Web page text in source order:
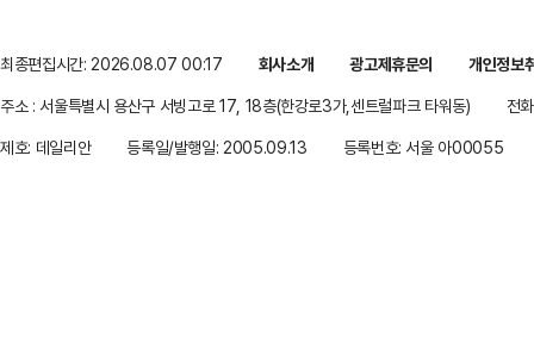
최종편집시간: 2026.08.07 00:17 회사소개 광고제휴문의
개인정보
주소 : 서울특별시 용산구 서빙고로 17, 18층(한강로3가,센트럴파크 타워동)
전
제호: 데일리안
등록일/발행일: 2005.09.13 등록번호: 서울 아00055